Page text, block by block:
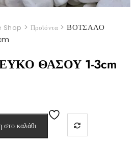
Shop > Προϊόντα>ΒΟΤΣΑΛΟ
ΘΑΣΟΥ 1-3cm
καλάθι